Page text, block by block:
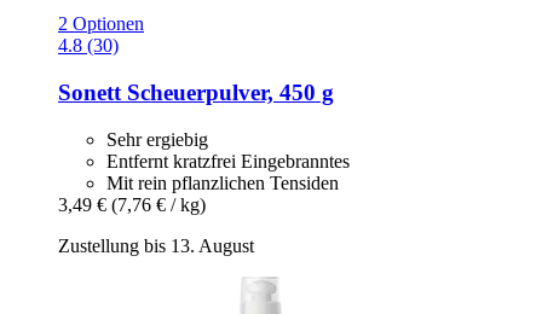
2 Optionen
4.8 (30)
Sonett Scheuerpulver, 450 g
Sehr ergiebig
Entfernt kratzfrei Eingebranntes
Mit rein pflanzlichen Tensiden
3,49 € (7,76 € / kg)
Zustellung bis 13. August